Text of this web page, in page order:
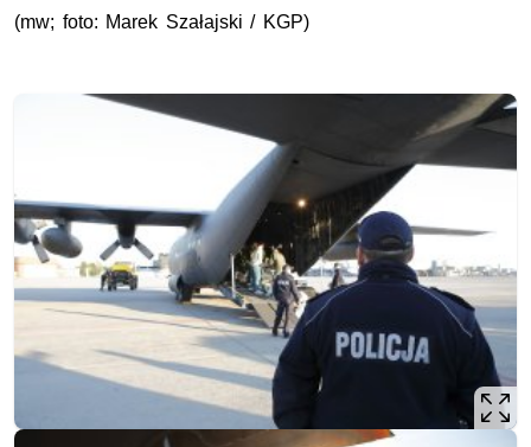
(mw; foto: Marek Szałajski / KGP)